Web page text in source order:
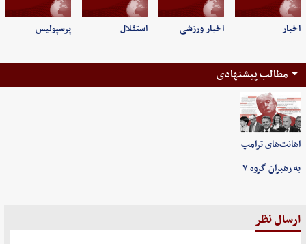
اخبار اخبار ورزشی استقلال پرسپولیس
مطالب پیشنهادی
اهانت‌های ترامپ
به رهبران گروه ۷
ارسال نظر